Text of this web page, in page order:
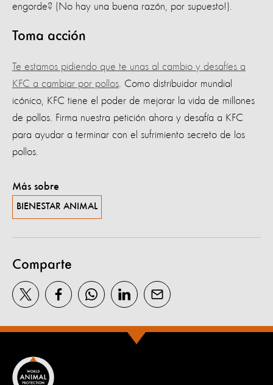
engorde? (No hay una buena razón, por supuesto!).
Toma acción
Te estamos pidiendo que te unas al cambio y desafíes a
KFC a cambiar por pollos . Como distribuidor mundial
icónico, KFC tiene el poder de mejorar la vida de millones
de pollos. Firma nuestra petición ahora y desafía a KFC
para ayudar a terminar con el sufrimiento secreto de los
pollos.
Más sobre
BIENESTAR ANIMAL
Comparte